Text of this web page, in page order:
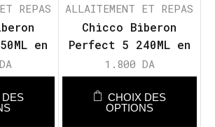
REPAS
en
DA
ALLAITEMENT ET REPAS
Chicco Biberon
Perfect 5 240ML en
Plastique – FLUX
MOYEN
1.800 DA
CHOIX DES
OPTIONS